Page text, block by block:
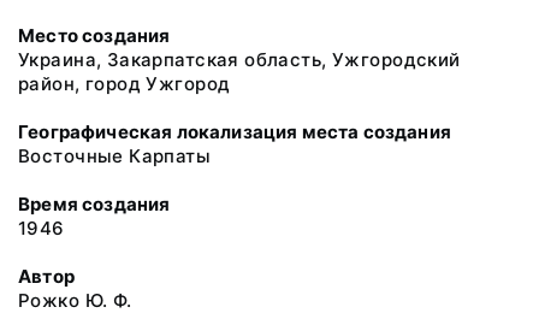
Место создания
Украина, Закарпатская область, Ужгородский
район, город Ужгород
Географическая локализация места создания
Восточные Карпаты
Время создания
1946
Автор
Рожко Ю. Ф.